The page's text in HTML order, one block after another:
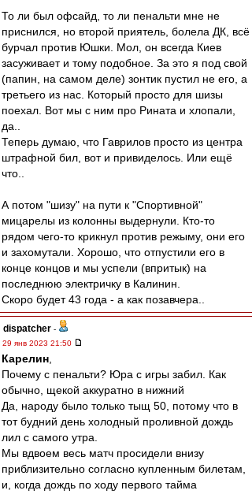
То ли был офсайд, то ли пенальти мне не
приснился, но второй приятель, болела ДК, всё
бурчал против Юшки. Мол, он всегда Киев
засуживает и тому подобное. За это я под свой
(папин, на самом деле) зонтик пустил не его, а
третьего из нас. Который просто для шизы
поехал. Вот мы с ним про Рината и хлопали,
да..
Теперь думаю, что Гаврилов просто из центра
штрафной бил, вот и привиделось. Или ещё
что..
А потом "шизу" на пути к "Спортивной"
мицарелы из колонны выдернули. Кто-то
рядом чего-то крикнул против режыму, они его
и захомутали. Хорошо, что отпустили его в
конце концов и мы успели (впритык) на
последнюю электричку в Калинин.
Скоро будет 43 года - а как позавчера..
dispatcher -
29 янв 2023 21:50
Карелин
Почему с пенальти? Юра с игры забил. Как
обычно, щекой аккуратно в нижний
Да, народу было только тыщ 50, потому что в
тот будний день холодный проливной дождь
лил с самого утра.
Мы вдвоем весь матч просидели внизу
приблизительно согласно купленным билетам,
и, когда дождь по ходу первого тайма